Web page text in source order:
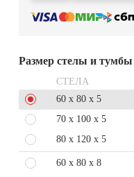
Размер стелы и тумбы
СТЕЛА
60 x 80 x 5
70 x 100 x 5
80 x 120 x 5
60 x 80 x 8